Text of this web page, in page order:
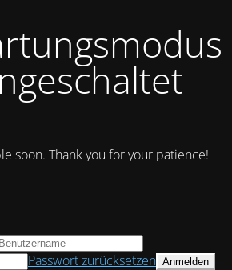
soon. Thank you for your patience!
Passwort zurücksetzen